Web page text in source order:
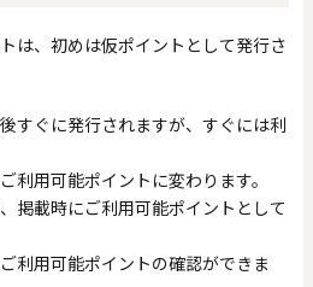
は、初めは仮ポイントとして発行さ
すぐに発行されますが、すぐには利
利用可能ポイントに変わります。
掲載時にご利用可能ポイントとして
利用可能ポイントの確認ができま